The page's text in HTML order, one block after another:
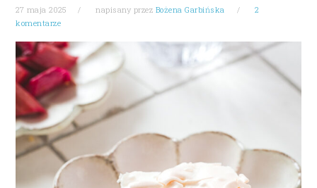
27 maja 2025 napisany przez Bożena Garbińska
2
komentarze